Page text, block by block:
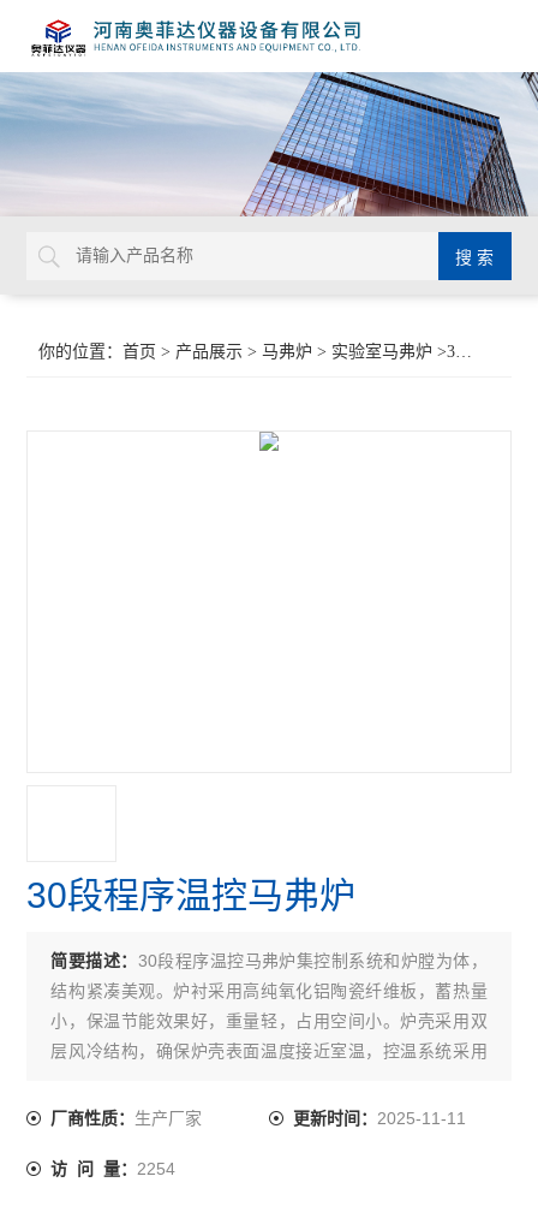
你的位置：首页 > 产品展示 >马弗炉 > 实验室马弗炉 >30段程序温控马弗炉
30段程序温控马弗炉
简要描述： 30段程序温控马弗炉集控制系统和炉膛为体，
结构紧凑美观。炉衬采用高纯氧化铝陶瓷纤维板，蓄热量
小，保温节能效果好，重量轻，占用空间小。炉壳采用双
层风冷结构，确保炉壳表面温度接近室温，控温系统采用
系列电炉广泛应用于高等院校、科研院所以及企业实验
化、分析和研制用的理想备。
厂商性质： 生产厂家 更新时间： 2025-11-11
访 问 量：2254